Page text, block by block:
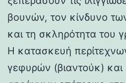
βουνών, τον κίνδυνο
και τη σκληρότητα του
Η κατασκευή
γεφυρών (βιαντούκ) και